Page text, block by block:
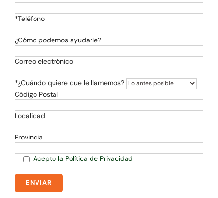
*Teléfono
¿Cómo podemos ayudarle?
Correo electrónico
*¿Cuándo quiere que le llamemos?
Código Postal
Localidad
Provincia
Acepto la Política de Privacidad